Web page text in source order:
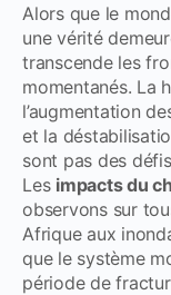
Alors que le
une vérité
transcende les
momentanés. La
l’augmentation
et la
sont pas des
Les impacts du
observons sur
Afrique aux
que le système
période de